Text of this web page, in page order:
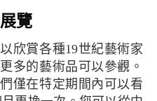
展覽
多的藝術品可以參觀。
僅在特定期間內可以看